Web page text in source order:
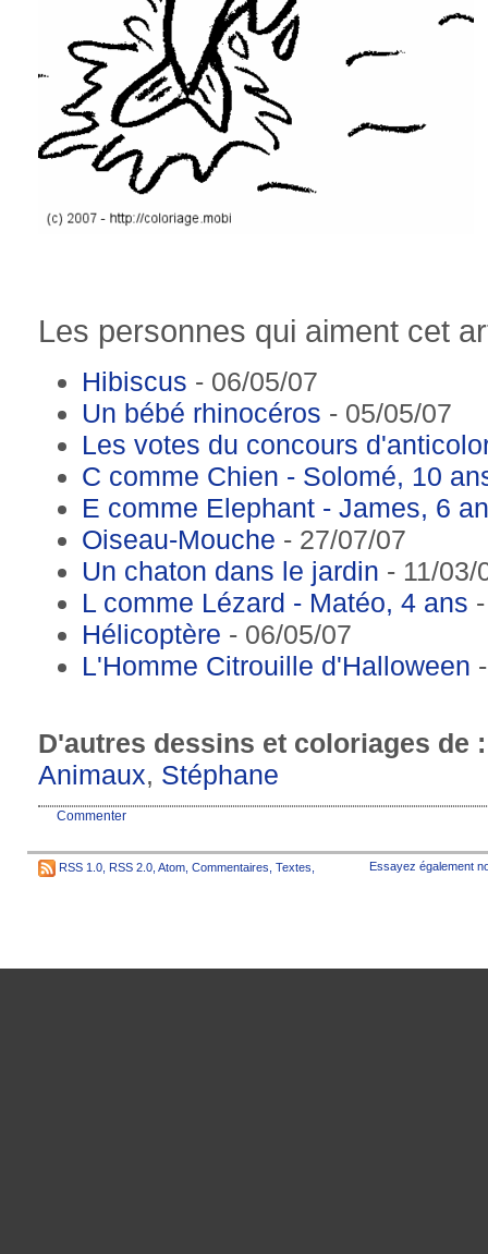
Les personnes qui aiment cet
Hibiscus - 06/05/07
Un bébé rhinocéros - 05/05/07
Les votes du concours
C comme Chien - Solomé, 10
E comme Elephant - James, 6
Oiseau-Mouche - 27/07/07
Un chaton dans le jardin - 11/03/
L comme Lézard - Matéo, 4 ans
Hélicoptère - 06/05/07
L'Homme Citrouille d'Halloween
D'autres dessins et coloriages de
Animaux, Stéphane
Commenter
RSS 1.0 RSS 2.0 Atom Commentaires Textes Essayez également